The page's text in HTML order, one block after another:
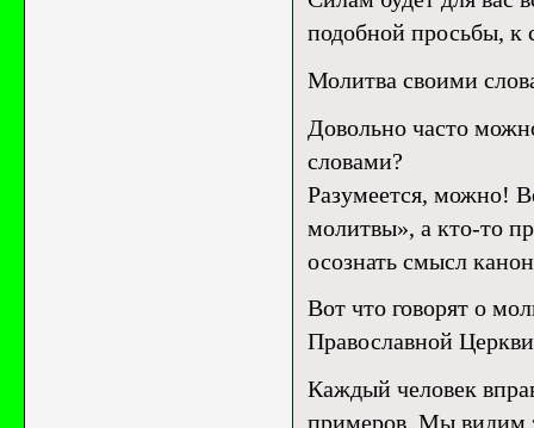
подобной просьбы, к
Молитва своими
Довольно часто
словами?
Разумеется, можно!
молитвы», а кто-то
осознать смысл
Вот что говорят о
Православной
Каждый человек
примеров. Мы видим